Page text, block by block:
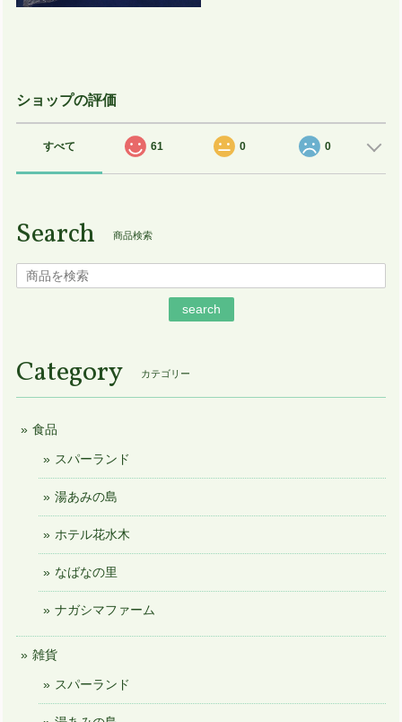
ショップの評価
すべて 61 0 0
Search 商品検索
search
Category カテゴリー
食品
スパーランド
湯あみの島
ホテル花水木
なばなの里
ナガシマファーム
雑貨
スパーランド